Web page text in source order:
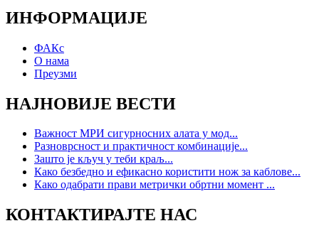
ИНФОРМАЦИЈЕ
ФАКс
О нама
Преузми
НАЈНОВИЈЕ ВЕСТИ
Важност МРИ сигурносних алата у мод...
Разноврсност и практичност комбинације...
Зашто је кључ у теби краљ...
Како безбедно и ефикасно користити нож за каблове...
Како одабрати прави метрички обртни момент ...
КОНТАКТИРАЈТЕ НАС